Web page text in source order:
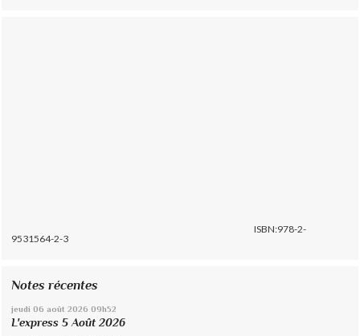
ISBN:978-2-
9531564-2-3
Notes récentes
jeudi 06 août 2026 09h52
L'express 5 Août 2026